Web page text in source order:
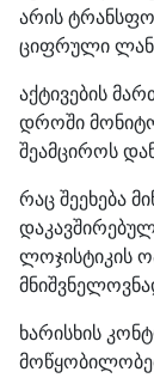
არის
ციფრული
აქტივების
დროში
შეამციროს
რაც შეეხება
ლოჯისტიკის
ხარისხის